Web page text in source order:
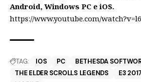
Android, Windows PC e iOS.
https://www.youtube.com/
TAG: IOS PC BETHESDA
THE ELDER SCROLLS LEGENDS
E3 2017